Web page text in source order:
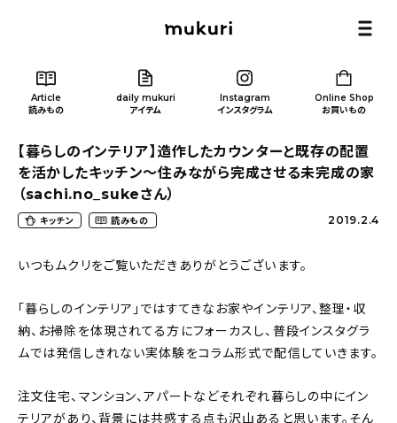
Article
読みもの
daily mukuri
アイテム
Instagram
インスタグラム
Online Shop
お買いもの
新着記事
【暮らしのインテリア】造作したカウンターと既存の配置
を活かしたキッチン～住みながら完成させる未完成の家
（sachi.no_sukeさん）
キッチン 読みもの 2019.2.4
いつもムクリをご覧いただきありがとうございます。
「暮らしのインテリア」ではすてきなお家やインテリア、整理・収
納、お掃除を体現されてる方にフォーカスし、普段インスタグラ
ムでは発信しきれない実体験をコラム形式で配信していきます。
注文住宅、マンション、アパートなどそれぞれ暮らしの中にイン
テリアがあり、背景には共感する点も沢山あると思います。そん